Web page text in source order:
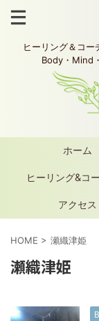
ヒーリング＆コ
Body・Mind
ホーム
ヒーリング&コ
アクセス
HOME > 瀬織津姫
瀬織津姫